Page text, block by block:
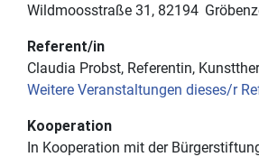
Wildmoosstraße 31 82194
Referent/in
Claudia Probst, Referentin,
Weitere Veranstaltungen dieses/r
Kooperation
In Kooperation mit der